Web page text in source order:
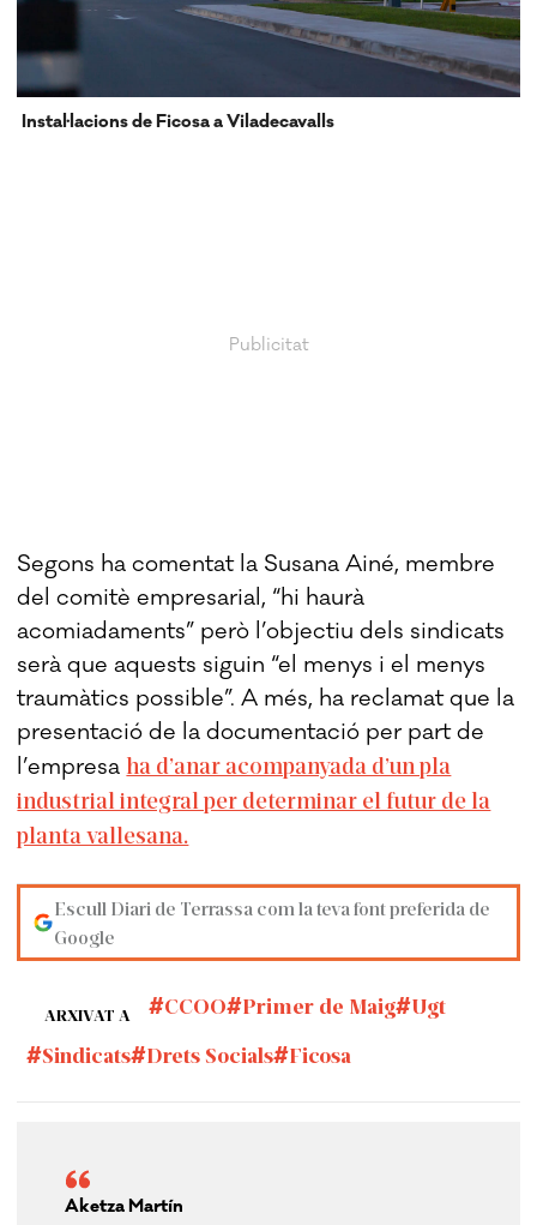
Instal·lacions de Ficosa a Viladecavalls
Segons ha comentat la Susana Ainé, membre
del comitè empresarial, “hi haurà
acomiadaments” però l’objectiu dels sindicats
serà que aquests siguin “el menys i el menys
traumàtics possible”. A més, ha reclamat que la
presentació de la documentació per part de
l’empresa ha d’anar acompanyada d’un pla
industrial integral per determinar el futur de la
planta vallesana.
Escull Diari de Terrassa com la teva font preferida de
Google
ARXIVAT A CCOO Primer de Maig
Ugt
Sindicats
Drets Socials Ficosa
Aketza Martín